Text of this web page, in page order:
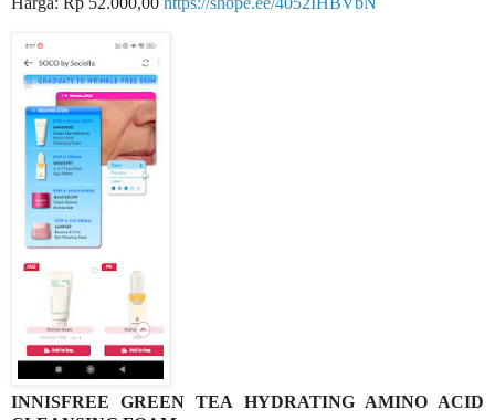
INNISFREE GREEN TEA HYDRATING AMINO ACID